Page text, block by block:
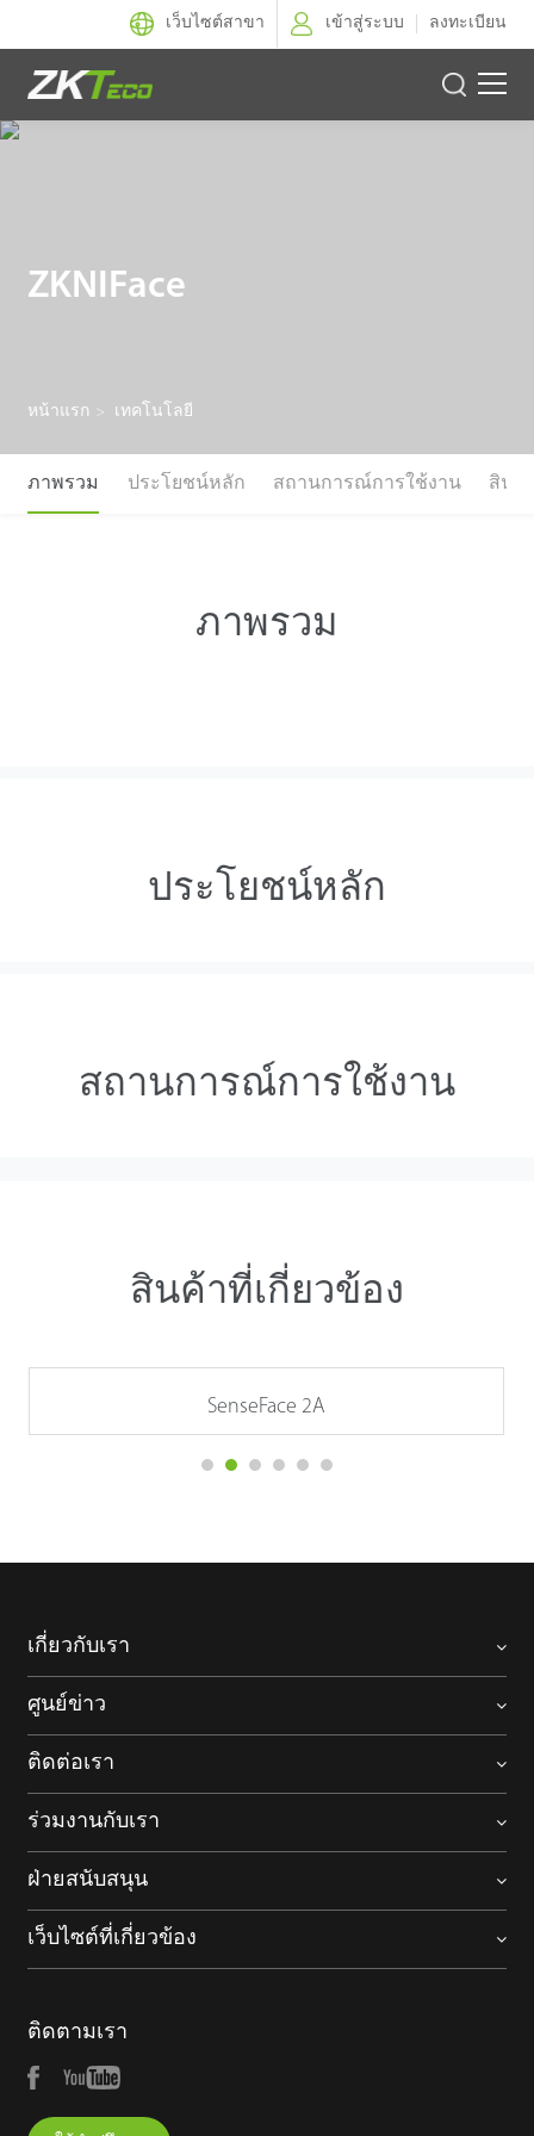
เว็บไซต์สาขา เข้าสู่ระบบ ลงทะเบียน
ผลงานของเรา
ฝ่ายสนับสนุน
ZKNIFace
หน้าแรก > เทคโนโลยี
ภาพรวม ประโยชน์หลัก สถานการณ์การใช้งาน สินค้
ภาพรวม
ประโยชน์หลัก
สถานการณ์การใช้งาน
สินค้าที่เกี่ยวข้อง
SenseFace 2A
เกี่ยวกับเรา
ศูนย์ข่าว
ติดต่อเรา
ร่วมงานกับเรา
ฝ่ายสนับสนุน
เว็บไซต์ที่เกี่ยวข้อง
ติดตามเรา